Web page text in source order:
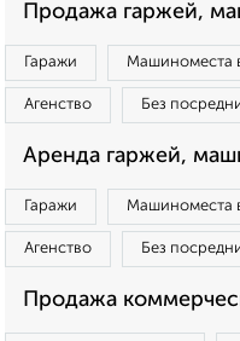
Продажа гаржей,
Гаражи Машиноместа
Агенство Без
Аренда гаржей,
Гаражи Машиноместа
Агенство Без
Продажа